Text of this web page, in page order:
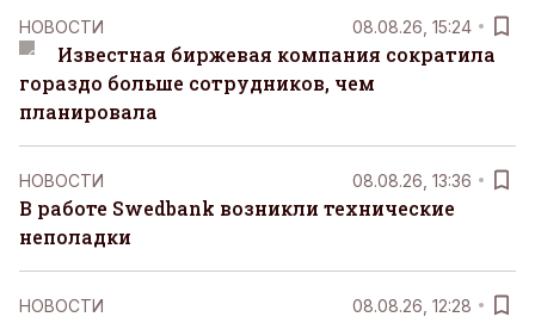
НОВОСТИ 08.08.26, 15:24
Известная биржевая компания сократила
гораздо больше сотрудников, чем
планировала
НОВОСТИ 08.08.26, 13:36
В работе Swedbank возникли технические
неполадки
НОВОСТИ 08.08.26, 12:28